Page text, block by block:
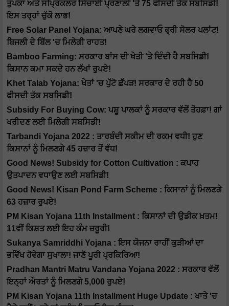
ਤੁਪਕਾ ਅਤੇ ਸਪ੍ਰਿੰਕਲਰ ਸਿੰਚਾਈ ਪ੍ਰਣਾਲੀ 'ਤੇ 75 ਫੀਸਦੀ ਤੱਕ ਸਬਸਿਡੀ!
ਇਸ ਤਰ੍ਹਾਂ ਚੁੱਕੋ ਲਾਭ!
Free Solar Panel Yojana: ਆਪਣੇ ਘਰੇ ਲਗਵਾਓ ਫ੍ਰੀ ਸੋਲਰ ਪਲਾਂਟ!
ਬਿਜਲੀ ਦੇ ਬਿੱਲ 'ਚ ਮਿਲੇਗੀ ਰਾਹਤ!
Bamboo Farming: ਸਰਕਾਰ ਬਾਂਸ ਦੀ ਖੇਤੀ 'ਤੇ ਦਿੰਦੀ ਹੈ ਸਬਸਿਡੀ!
ਕਿਸਾਨ ਕਮਾ ਸਕਦੇ ਹਨ ਲੱਖਾਂ ਰੁਪਏ!
Khet Talab Yojana: ਖੇਤਾਂ 'ਚ ਪੁੱਟੋ ਛੱਪੜ! ਸਰਕਾਰ ਦੇ ਰਹੀ ਹੈ 50
ਫੀਸਦੀ ਤੱਕ ਸਬਸਿਡੀ!
Subsidy For Buying Cow: ਪਸ਼ੂ ਪਾਲਕਾਂ ਨੂੰ ਸਰਕਾਰ ਵੱਲੋਂ ਤੋਹਫ਼ਾ! ਗਾਂ
ਖਰੀਦਣ ਲਈ ਮਿਲੇਗੀ ਸਬਸਿਡੀ!
Tarbandi Yojana 2022 : ਤਾਰਬੰਦੀ ਸਕੀਮ ਦੀ ਰਕਮ ਵਧੀ! ਹੁਣ
ਕਿਸਾਨਾਂ ਨੂੰ ਮਿਲਣਗੇ 45 ਹਜ਼ਾਰ ਤੋਂ ਵੱਧ!
Good News! Subsidy for Cotton Cultivation : ਕਪਾਹ
ਉਤਪਾਦਨ ਵਧਾਉਣ ਲਈ ਸਬਸਿਡੀ!
Good News! Kisan Pond Farm Scheme : ਕਿਸਾਨਾਂ ਨੂੰ ਮਿਲਣਗੇ
63 ਹਜ਼ਾਰ ਰੁਪਏ!
PM Kisan Yojana 11th Installment : ਕਿਸਾਨਾਂ ਦੀ ਉਡੀਕ ਖ਼ਤਮ!
11ਵੀਂ ਕਿਸ਼ਤ ਲਈ ਇਹ ਕੰਮ ਜ਼ਰੂਰੀ!
Sukanya Samriddhi Yojana : ਇਸ ਯੋਜਨਾ ਰਾਹੀਂ ਕੁੜੀਆਂ ਦਾ
ਭਵਿੱਖ ਹੋਵੇਗਾ ਸੁਖਾਲਾ! ਜਾਣੋ ਪੂਰੀ ਪ੍ਰਕਿਰਿਆ!
Pradhan Mantri Matru Vandana Yojana 2022 : ਸਰਕਾਰ ਵੱਲੋਂ
ਇਨ੍ਹਾਂ ਔਰਤਾਂ ਨੂੰ ਮਿਲਣਗੇ 5,000 ਰੁਪਏ!
PM Kisan Yojana 11th Installment Huge Update : ਖਾਤੇ 'ਚ